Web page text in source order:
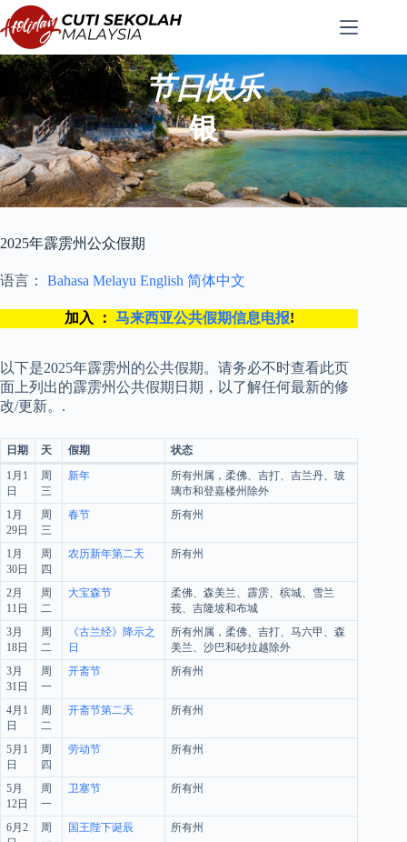
至
内
容
节日快乐
银
2025年霹雳州公众假期
语言： Bahasa Melayu English 简体中文
加入 ： 马来西亚公共假期信息电报!
以下是2025年霹雳州的公共假期。请务必不时查看此页
面上列出的霹雳州公共假期日期，以了解任何最新的修
改/更新。.
日期 天 假期
状态
1月1
日
周
三
新年
所有州属，柔佛、吉打、吉兰丹、玻
璃市和登嘉楼州除外
1月
29日
周
三
春节 所有州
1月
30日
周
四
农历新年第二天 所有州
2月
11日
周
二
大宝森节
柔佛、森美兰、霹雳、槟城、雪兰
莪、吉隆坡和布城
3月
18日
周
二
《古兰经》降示之
日
所有州属，柔佛、吉打、马六甲、森
美兰、沙巴和砂拉越除外
3月
31日
周
一
开斋节 所有州
4月1
日
周
二
开斋节第二天 所有州
5月1
日
周
四
劳动节 所有州
5月
12日
周
一
卫塞节 所有州
6月2
周
国王陛下诞辰 所有州